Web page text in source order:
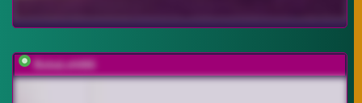
BubaLeh666